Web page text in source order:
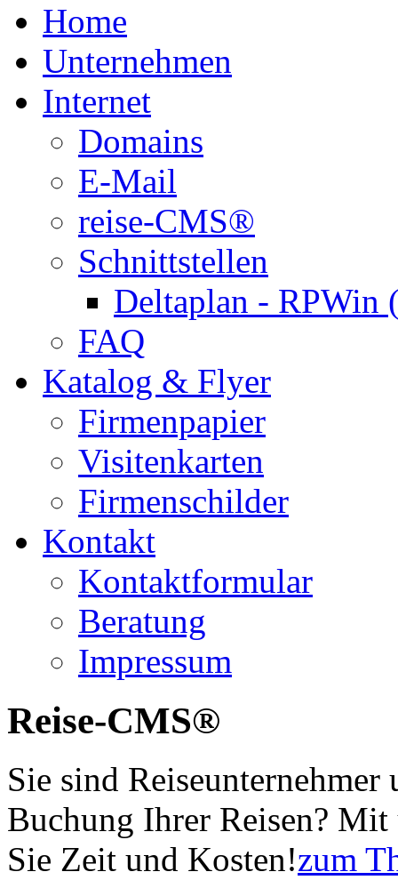
Home
Unternehmen
Internet
Domains
E-Mail
reise-CMS®
Schnittstellen
Deltaplan - RPWin
FAQ
Katalog & Flyer
Firmenpapier
Visitenkarten
Firmenschilder
Kontakt
Kontaktformular
Beratung
Impressum
Reise-CMS®
Sie sind
Buchung Ihrer Reisen?
Sie Zeit und Kosten!zum